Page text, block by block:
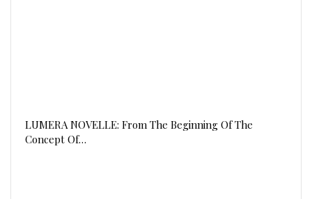
LUMERA NOVELLE: From The Beginning Of The
Concept Of…